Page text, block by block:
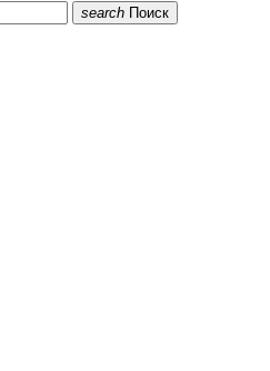
search Поиск